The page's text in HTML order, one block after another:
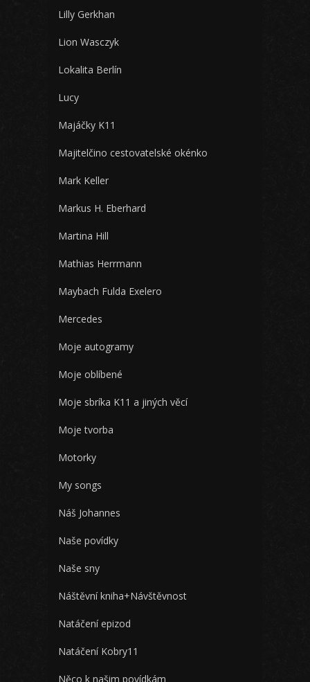
Lilly Gerkhan
Lion Wasczyk
Lokalita Berlín
Lucy
Majáčky K11
Majitelčino cestovatelské okénko
Mark Keller
Markus H. Eberhard
Martina Hill
Mathias Herrmann
Maybach Fulda Exelero
Mercedes
Moje autogramy
Moje oblíbené
Moje sbríka K11 a jiných věcí
Moje tvorba
Motorky
My songs
Náš Johannes
Naše povídky
Naše sny
Náštěvní kniha+Návštěvnost
Natáčení epizod
Natáčení Kobry11
Něco k našim povídkám